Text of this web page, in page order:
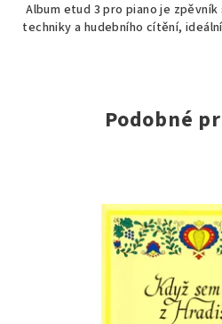
Album etud 3 pro piano je
techniky a hudebního cítění,
Podobné